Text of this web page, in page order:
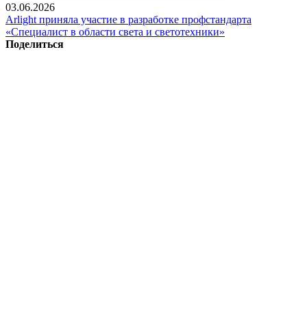
03.06.2026
Arlight приняла участие в разработке профстандарта
«Специалист в области света и светотехники»
Поделиться